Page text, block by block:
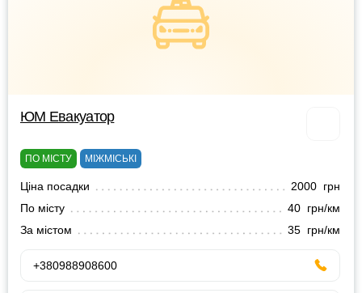
ЮМ Евакуатор
ПО МІСТУ МІЖМІСЬКІ
Ціна посадки
2000 грн
По місту
40 грн/км
За містом
35 грн/км
+380988908600